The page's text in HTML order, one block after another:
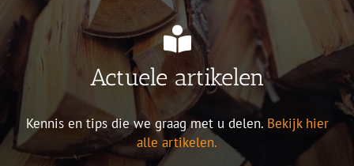
Actuele artikelen
Kennis en tips die we graag met u delen. Bekijk hier
alle artikelen.